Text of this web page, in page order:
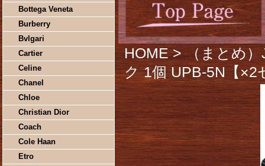
Bottega Veneta
Burberry
Bvlgari
Cartier
Celine
Chanel
Chloe
Christian Dior
Coach
Cole Haan
Etro
HOME > （まとめ
ク 1個 UPB-5N【×2